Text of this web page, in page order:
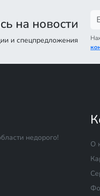
на новости
и спецпредложения
недорого!
О